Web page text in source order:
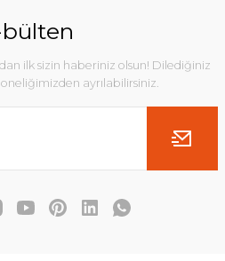
bülten
ilk sizin haberiniz olsun! Dilediğiniz
ayrılabilirsiniz.